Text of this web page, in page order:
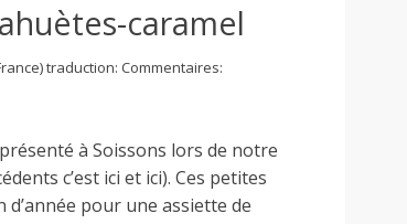
caramel
traduction: Commentaires:
à Soissons lors de notre
c’est ici et ici). Ces petites
pour une assiette de